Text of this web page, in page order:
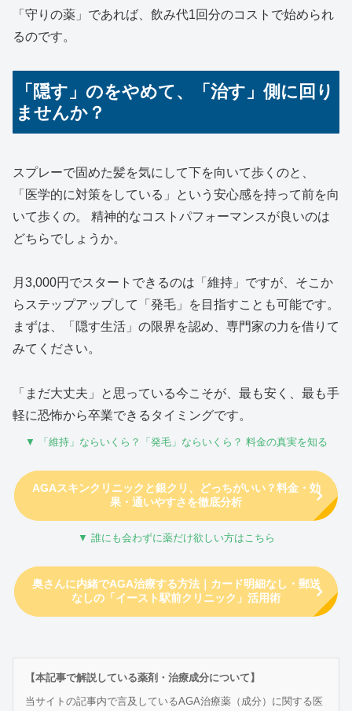
「守りの薬」であれば、飲み代1回分のコストで始められ
るのです。
「隠す」のをやめて、「治す」側に回り
ませんか？
スプレーで固めた髪を気にして下を向いて歩くのと、
「医学的に対策をしている」という安心感を持って前を向
いて歩くの。 精神的なコストパフォーマンスが良いのは
どちらでしょうか。
月3,000円でスタートできるのは「維持」ですが、そこか
らステップアップして「発毛」を目指すことも可能です。
まずは、「隠す生活」の限界を認め、専門家の力を借りて
みてください。
「まだ大丈夫」と思っている今こそが、最も安く、最も手
軽に恐怖から卒業できるタイミングです。
▼ 「維持」ならいくら？「発毛」ならいくら？ 料金の真実を知る
AGAスキンクリニックと銀クリ、どっちがいい？料金・効
果・通いやすさを徹底分析
▼ 誰にも会わずに薬だけ欲しい方はこちら
奥さんに内緒でAGA治療する方法｜カード明細なし・郵送
なしの「イースト駅前クリニック」活用術
【本記事で解説している薬剤・治療成分について】
当サイトの記事内で言及しているAGA治療薬（成分）に関する医